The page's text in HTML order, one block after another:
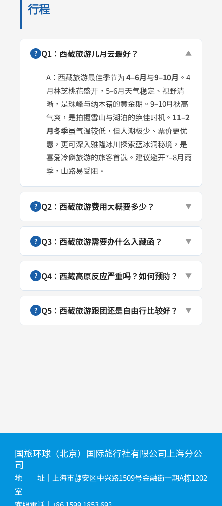
行程
? Q1：西藏旅游几月去最好？ ▼
A：西藏旅游最佳季节为4–6月与9–10月 。4
月林芝桃花盛开，5–6月天气稳定、视野清
晰，是珠峰与纳木错的黄金期。9–10月秋高
气爽，是拍摄雪山与湖泊的绝佳时机。 11–2
月冬季虽气温较低，但人潮极少、票价更优
惠，更可深入雅隆冰川探索蓝冰洞秘境，是
喜爱冷僻旅游的旅客首选。建议避开7–8月雨
季，山路易受阻。
? Q2：西藏旅游费用大概要多少？ ▼
? Q3：西藏旅游需要办什么入藏函？ ▼
? Q4：西藏高原反应严重吗？如何预防？ ▼
? Q5：西藏旅游跟团还是自由行比较好？ ▼
国旅环球（北京）国际旅行社有限公司上海分公
司
地 址｜上海市静安区中兴路1509号金融街一期A栋1202
室